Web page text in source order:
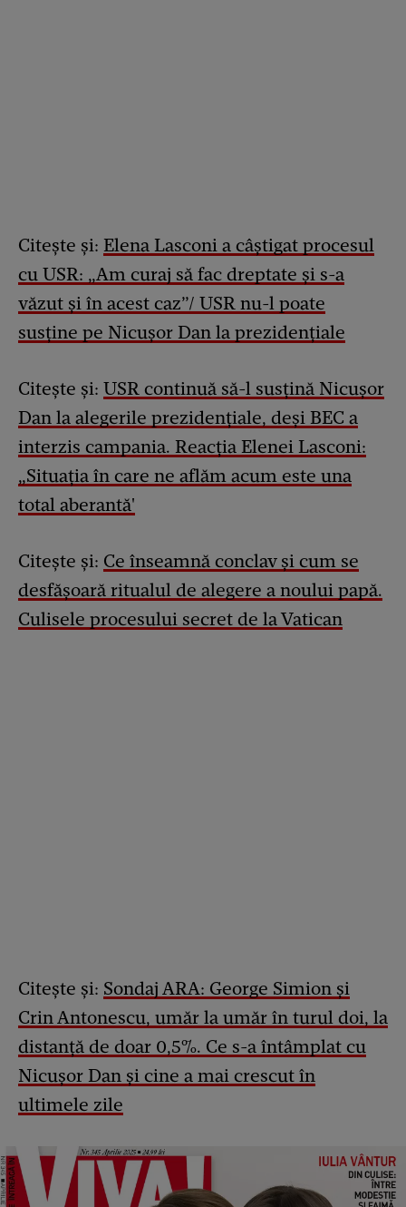
Citește și: Elena Lasconi a câștigat procesul
cu USR: „Am curaj să fac dreptate și s-a
văzut și în acest caz”/ USR nu-l poate
susține pe Nicușor Dan la prezidențiale
Citește și: USR continuă să-l susțină Nicușor
Dan la alegerile prezidențiale, deși BEC a
interzis campania. Reacția Elenei Lasconi:
„Situația în care ne aflăm acum este una
total aberantă'
Citește și: Ce înseamnă conclav și cum se
desfășoară ritualul de alegere a noului papă.
Culisele procesului secret de la Vatican
Citește și: Sondaj ARA: George Simion și
Crin Antonescu, umăr la umăr în turul doi, la
distanță de doar 0,5%. Ce s-a întâmplat cu
Nicușor Dan și cine a mai crescut în
ultimele zile